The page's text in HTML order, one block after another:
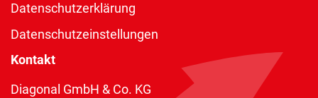
Datenschutzerklärung
Datenschutzeinstellungen
Kontakt
Diagonal GmbH & Co. KG